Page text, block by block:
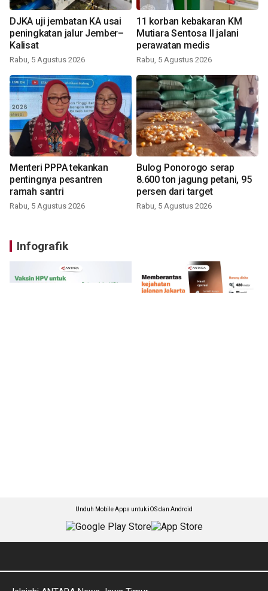
DJKA uji jembatan KA usai
peningkatan jalur Jember–
Kalisat
Rabu, 5 Agustus 2026
11 korban kebakaran KM
Mutiara Sentosa II jalani
perawatan medis
Rabu, 5 Agustus 2026
Menteri PPPA tekankan
pentingnya pesantren
ramah santri
Rabu, 5 Agustus 2026
Bulog Ponorogo serap
8.600 ton jagung petani, 95
persen dari target
Rabu, 5 Agustus 2026
Infografik
Unduh Mobile Apps untuk iOS dan Android